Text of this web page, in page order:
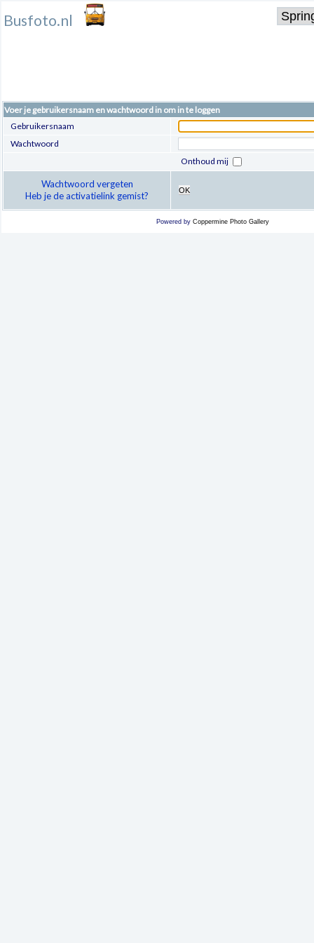
Busfoto.nl
Voer je gebruikersnaam en wachtwoord in om in te loggen
Gebruikersnaam
Wachtwoord
Onthoud mij
Wachtwoord vergeten
Heb je de activatielink gemist?
OK
Powered by Coppermine Photo Gallery